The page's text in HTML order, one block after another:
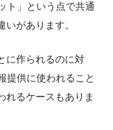
ト」という点で共通
いがあります。
に作られるのに対
提供に使われること
れるケースもありま